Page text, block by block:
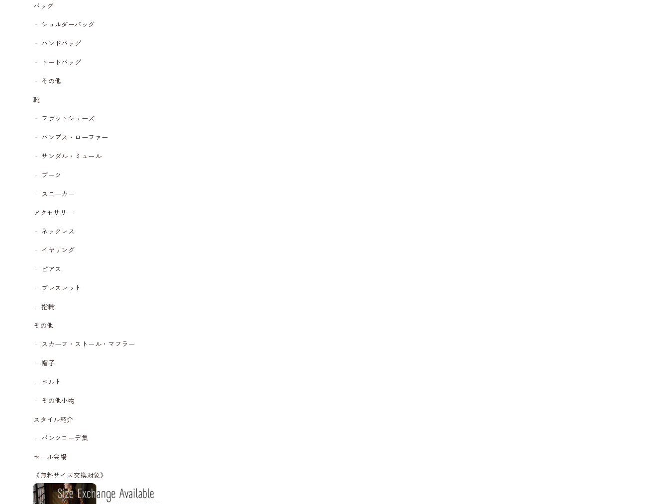
バッグ
ショルダーバッグ
ハンドバッグ
トートバッグ
その他
靴
フラットシューズ
パンプス・ローファー
サンダル・ミュール
ブーツ
スニーカー
アクセサリー
ネックレス
イヤリング
ピアス
ブレスレット
指輪
その他
スカーフ・ストール・マフラー
帽子
ベルト
その他小物
スタイル紹介
パンツコーデ集
セール会場
《無料サイズ交換対象》